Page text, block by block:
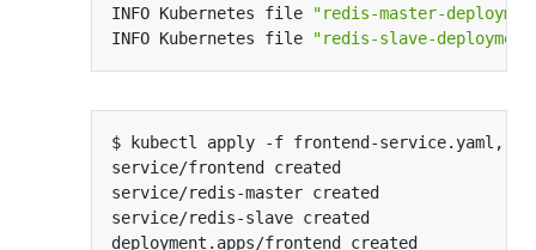
INFO Kubernetes file
"redis-master-
INFO Kubernetes file
"redis-slave-